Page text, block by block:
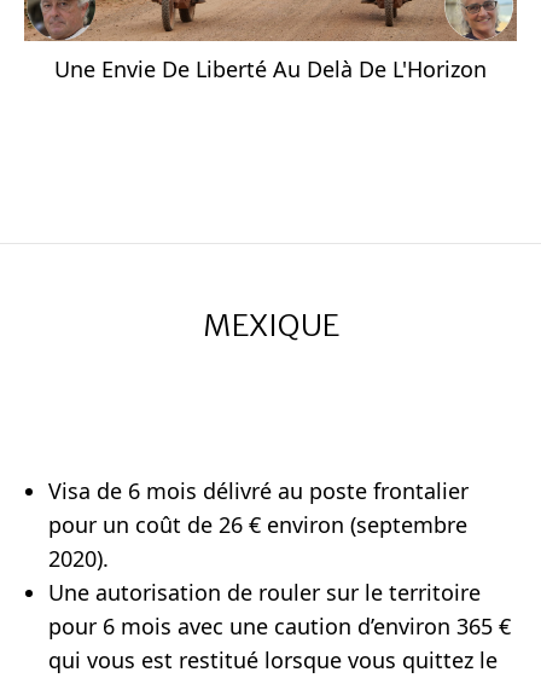
Une Envie De Liberté Au Delà De L'Horizon
MEXIQUE
Visa de 6 mois délivré au poste frontalier
pour un coût de 26 € environ (septembre
2020).
Une autorisation de rouler sur le territoire
pour 6 mois avec une caution d’environ 365 €
qui vous est restitué lorsque vous quittez le